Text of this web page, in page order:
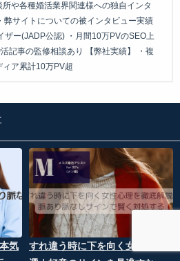
や各種婚活業界関連様への独自インタ
弊サイトについての被インタビュー実績
ザー(JADP公認) ・月間10万PVのSEO上
記事の監修相談あり 【弊社実績】 ・複
ア累計10万PV超
気
すれ違う時に下を向く女性心理5